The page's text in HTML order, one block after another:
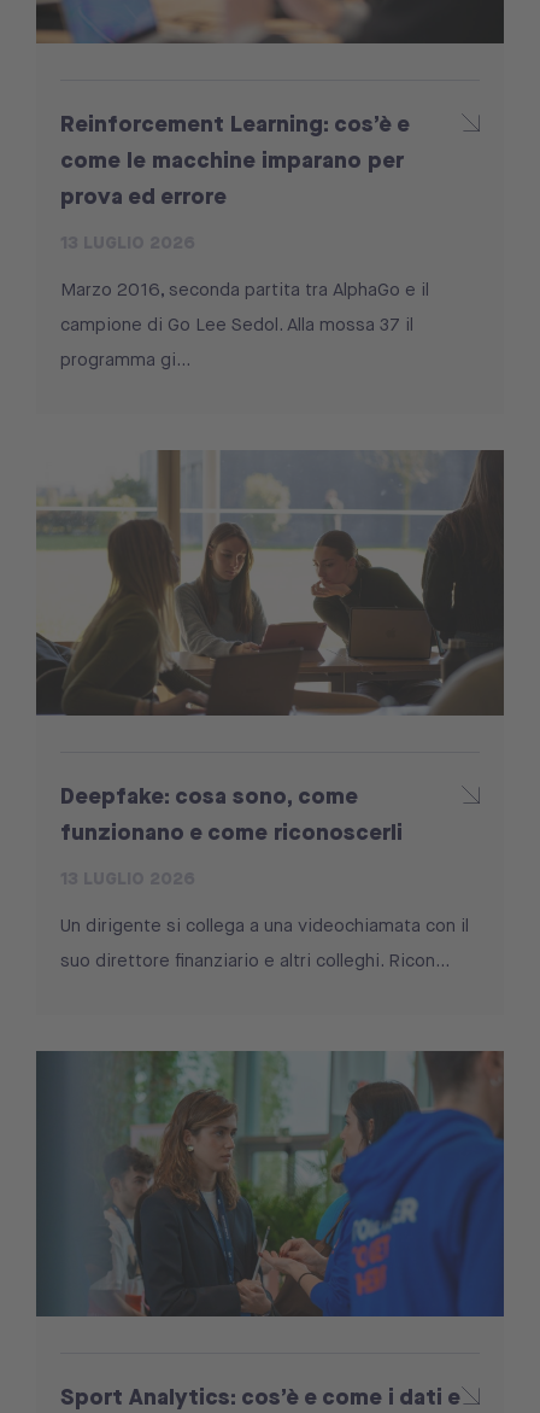
Reinforcement Learning: cos’è e
come le macchine imparano per
prova ed errore
Marzo 2016, seconda partita tra AlphaGo e il
campione di Go Lee Sedol. Alla mossa 37 il
programma gi...
Deepfake: cosa sono, come
funzionano e come riconoscerli
Un dirigente si collega a una videochiamata con il
suo direttore finanziario e altri colleghi. Ricon...
Sport Analytics: cos’è e come i dati e